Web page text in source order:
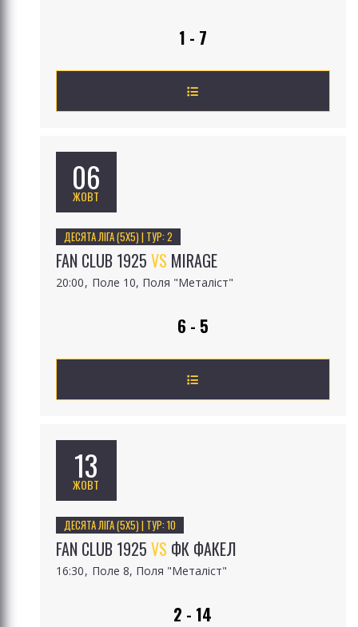
1 - 7
06
ЖОВТ
ДЕСЯТА ЛІГА (5Х5) | ТУР: 2
FAN CLUB 1925 VS MIRAGE
20:00 Поле 10, Поля "Металіст"
6 - 5
13
ЖОВТ
ДЕСЯТА ЛІГА (5Х5) | ТУР: 10
FAN CLUB 1925 VS ФК ФАКЕЛ
16:30 Поле 8, Поля "Металіст"
2 - 14